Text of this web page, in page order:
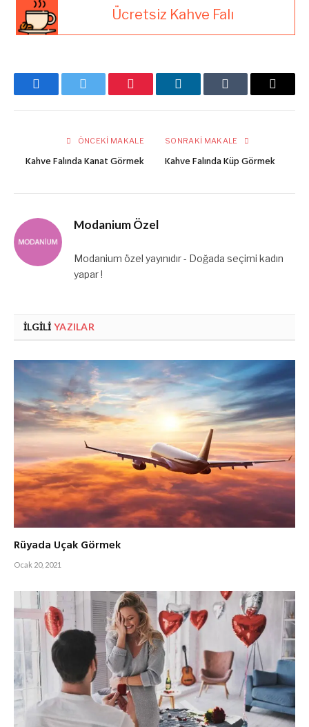
Ücretsiz Kahve Falı
FacebookTwitter Pinterest LinkedInTumblr
E-
ÖNCEKI MAKALE
Kahve Falında Kanat Görmek
SONRAKI MAKALE
Kahve Falında Küp Görmek
Modanium Özel
Modanium özel yayınıdır - Doğada seçimi kadın
yapar !
İLGILI YAZILAR
Rüyada Uçak Görmek
Ocak 20, 2021